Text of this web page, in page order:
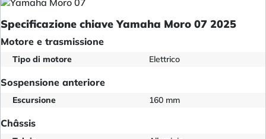
Specificazione chiave Yamaha Moro 07 2025
Motore e trasmissione
Tipo di motore Elettrico
Sospensione anteriore
Escursione 160 mm
Châssis